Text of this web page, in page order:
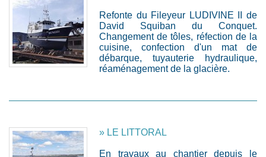
Refonte du Fileyeur LUDIVINE II de
David Squiban du Conquet.
Changement de tôles, réfection de la
cuisine, confection d'un mat de
débarque, tuyauterie hydraulique,
réaménagement de la glacière.
» LE LITTORAL
En travaux au chantier depuis le